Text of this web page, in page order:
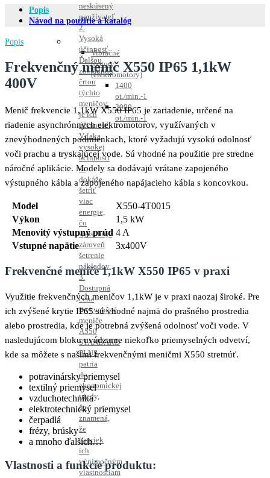
Vibračné
motory
(elektromotory)
1400
ot./min.-1
2900
ot./min.-1
neskúsený
používateľ.
2.
Vysoká
účinnosť
Ďalšou
základnou
črtou
týchto
meničov
je ich
účinnosť.
Vďaka
vysokej
účinnosti
sa
dokáže
šetriť
viac
energie,
čo
spôsobuje
zároveň
šetrenie
nákladov.
3.
Dostupná
cena
Frekvenčné
meniče
A550
STANDARD
PLUS
patria
do
ekonomickej
triedy,
čo
znamená,
že
napriek
ich
výnimočným
vlastnostiam
Popis
Návod na použitie a katalóg
Popis
Frekvenčný menič X550 IP65 1,1kW
400V
Menič frekvencie 1,1kW X550 IP65 je zariadenie, určené na
riadenie asynchrónnych elektromotorov, využívaných v
znevýhodnených podmienkach, ktoré vyžadujú vysokú odolnosť
voči prachu a tryskajúcej vode. Sú vhodné na použitie pre stredne
náročné aplikácie. Modely sa dodávajú vrátane zapojeného
výstupného kábla a zapojeného napájacieho kábla s koncovkou.
Model
X550-4T0015
Výkon
1,5 kW
Menovitý výstupný prúd 4 A
Vstupné napätie
3x400V
Frekvenčné meniče 1,1kW X550 IP65 v praxi
Využitie frekvenčných meničov 1,1kW je v praxi naozaj široké. Pre
ich zvýšené krytie IP65 sú vhodné najmä do prašného prostredia
alebo prostredia, kde je potrebná zvýšená odolnosť voči vode. V
nasledujúcom bloku uvádzame niekoľko priemyselných odvetví,
kde sa môžete s našimi frekvenčnými meničmi X550 stretnúť.
potravinársky priemysel
textilný priemysel
vzduchotechnika
elektrotechnický priemysel
čerpadlá
frézy, brúsky
a mnoho ďalších…
Vlastnosti a funkcie produktu: